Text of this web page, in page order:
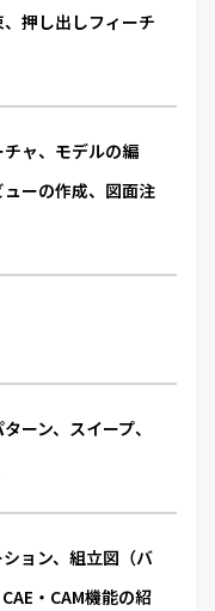
押し出しフィーチ
ャ、モデルの編
ーの作成、図面注
ーン、スイープ、
ョン、組立図（バ
・CAM機能の紹